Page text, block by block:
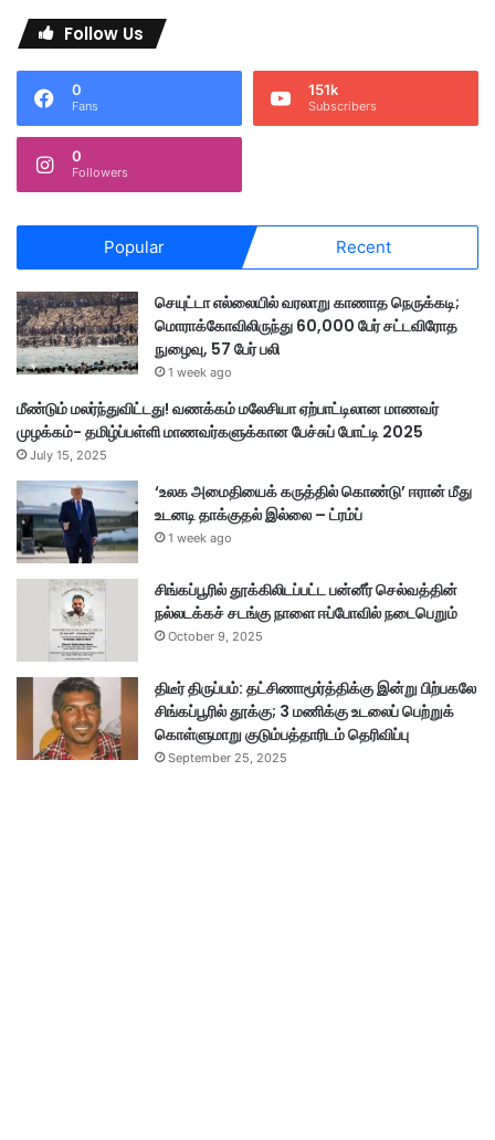
Follow Us
0
Fans
151k
Subscribers
0
Followers
Popular Recent
செயுட்டா எல்லையில் வரலாறு காணாத நெருக்கடி;
மொராக்கோவிலிருந்து 60,000 பேர் சட்டவிரோத
நுழைவு, 57 பேர் பலி
1 week ago
மீண்டும் மலர்ந்துவிட்டது! வணக்கம் மலேசியா ஏற்பாட்டிலான மாணவர்
முழக்கம்- தமிழ்ப்பள்ளி மாணவர்களுக்கான பேச்சுப் போட்டி 2025
July 15, 2025
‘உலக அமைதியைக் கருத்தில் கொண்டு’ ஈரான் மீது
உடனடி தாக்குதல் இல்லை – ட்ரம்ப்
1 week ago
சிங்கப்பூரில் தூக்கிலிடப்பட்ட பன்னீர் செல்வத்தின்
நல்லடக்கச் சடங்கு நாளை ஈப்போவில் நடைபெறும்
October 9, 2025
திடீர் திருப்பம்: தட்சிணாமூர்த்திக்கு இன்று பிற்பகலே
சிங்கப்பூரில் தூக்கு; 3 மணிக்கு உடலைப் பெற்றுக்
கொள்ளுமாறு குடும்பத்தாரிடம் தெரிவிப்பு
September 25, 2025